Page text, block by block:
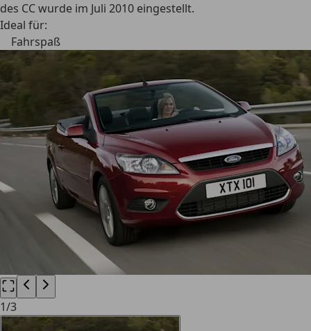
des CC wurde im Juli 2010 eingestellt.
Ideal für:
Fahrspaß
1/3